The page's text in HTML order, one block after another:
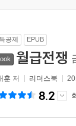
공제 EPUB
월급전쟁
훈 저 리더스북
8.2